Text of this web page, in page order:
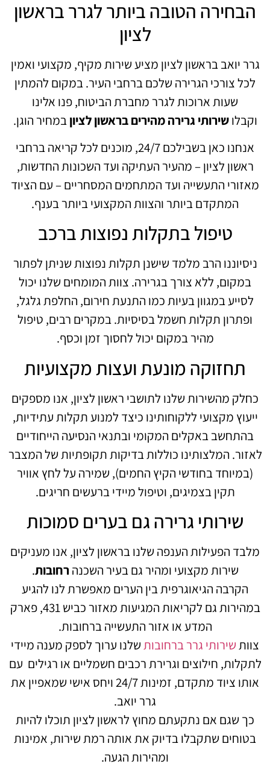
הבחירה הטובה ביותר לגרר בראשון
לציון
גרר יואב בראשון לציון מציע שירות מקיף, מקצועי ואמין
לכל צורכי הגרירה שלכם ברחבי העיר. במקום להמתין
שעות ארוכות לגרר מחברת הביטוח, פנו אלינו
וקבלושירותי גרירה מהירים בראשון לציוןבמחיר הוגן.
אנחנו כאן בשבילכם 24/7, מוכנים לכל קריאה ברחבי
ראשון לציון – מהעיר העתיקה ועד השכונות החדשות,
מאזורי התעשייה ועד המתחמים המסחריים – עם הציוד
המתקדם ביותר והצוות המקצועי ביותר בענף.
טיפול בתקלות נפוצות ברכב
ניסיוננו הרב מלמד שישנן תקלות נפוצות שניתן לפתור
במקום, ללא צורך בגרירה. צוות המומחים שלנו יכול
לסייע במגוון בעיות כמו התנעת חירום, החלפת גלגל,
ופתרון תקלות חשמל בסיסיות. במקרים רבים, טיפול
מהיר במקום יכול לחסוך זמן וכסף.
תחזוקה מונעת ועצות מקצועיות
כחלק מהשירות שלנו לתושבי ראשון לציון, אנו מספקים
ייעוץ מקצועי ללקוחותינו כיצד למנוע תקלות עתידיות,
בהתחשב באקלים המקומי ובתנאי הנסיעה הייחודיים
לאזור. המלצותינו כוללות בדיקות תקופתיות של המצבר
(במיוחד בחודשי הקיץ החמים), שמירה על לחץ אוויר
תקין בצמיגים, וטיפול מיידי ברעשים חריגים.
שירותי גרירה גם בערים סמוכות
מלבד הפעילות הענפה שלנו בראשון לציון, אנו מעניקים
שירות מקצועי ומהיר גם בעיר השכנהרחובות.
הקרבה הגיאוגרפית בין הערים מאפשרת לנו להגיע
במהירות גם לקריאות המגיעות מאזור כביש 431, פארק
המדע או אזור התעשייה ברחובות.
צוותשירותי גרר ברחובותשלנו ערוך לספק מענה מיידי
לתקלות, חילוצים וגרירת רכבים חשמליים או רגילים עם
אותו ציוד מתקדם, זמינות 24/7 ויחס אישי שמאפיין את
גרר יואב.
כך שגם אם נתקעתם מחוץ לראשון לציון תוכלו להיות
בטוחים שתקבלו בדיוק את אותה רמת שירות, אמינות
ומהירות הגעה.